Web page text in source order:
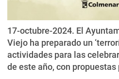
17-octubre-2024. El
Viejo ha preparado un
actividades para las
de este año, con